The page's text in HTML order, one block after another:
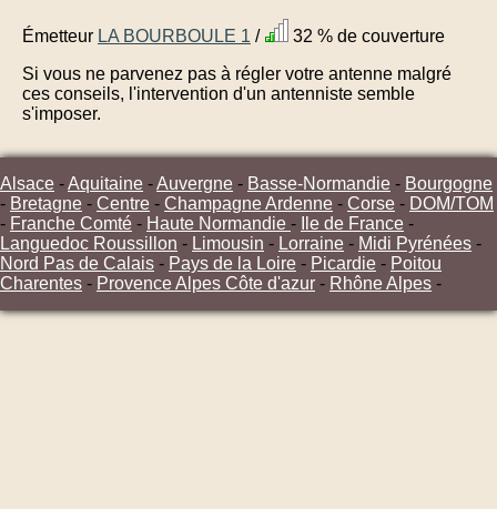
Émetteur LA BOURBOULE 1 /
32 % de couverture
Si vous ne parvenez pas à régler votre antenne malgré
ces conseils, l'intervention d'un antenniste semble
s'imposer.
Alsace -Aquitaine -Auvergne - Basse-Normandie - Bourgogne
- Bretagne - Centre - Champagne Ardenne - Corse - DOM/TOM
- Franche Comté - Haute Normandie - Ile de France -
Languedoc Roussillon - Limousin - Lorraine - Midi Pyrénées -
Nord Pas de Calais - Pays de la Loire - Picardie - Poitou
Charentes - Provence Alpes Côte d'azur - Rhône Alpes -